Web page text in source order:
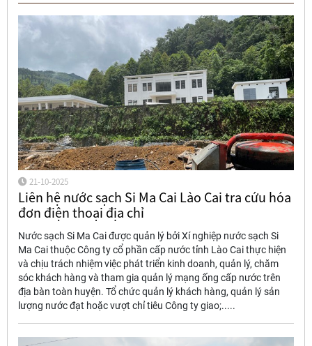
21-10-2025
Liên hệ nước sạch Si Ma Cai Lào Cai tra cứu hóa
đơn điện thoại địa chỉ
Nước sạch Si Ma Cai được quản lý bởi Xí nghiệp nước sạch Si
Ma Cai thuộc Công ty cổ phần cấp nước tỉnh Lào Cai thực hiện
và chịu trách nhiệm việc phát triển kinh doanh, quản lý, chăm
sóc khách hàng và tham gia quản lý mạng ống cấp nước trên
địa bàn toàn huyện. Tổ chức quản lý khách hàng, quản lý sản
lượng nước đạt hoặc vượt chỉ tiêu Công ty giao;.....